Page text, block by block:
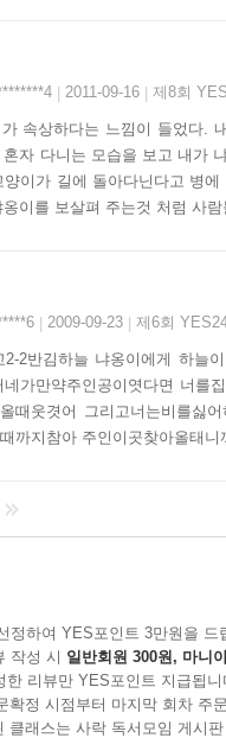
2011-09-16 제8회
속상하다는 느낌이 들었다.
자 다니는 모습을 보고 내가
이가 길에 돌아다닌다고 병
이를 보살펴 주는것 처럼 사
2009-09-23 제6회
2-2반김하늘 냐옹이에게 하늘
네가만약주인공이엿다면 너를
때웃겻어 그리고너는비를싫
까지참아 주인이곳찾아올태
정하여 YES포인트 3만원을 드
작성 시 일반회원 300원, 마니
한 리뷰만 YES포인트 지급됩니
확정 시점부터 마지막 회차 주
클래스는 사락 독서모임 게시